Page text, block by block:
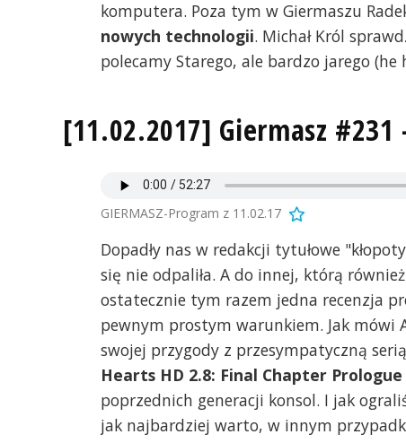
komputera. Poza tym w Giermaszu
nowych technologii. Michał Król
polecamy Starego, ale bardzo jarego (he
[11.02.2017] Giermasz #231
GIERMASZ-Program z 11.02.17
Dopadły nas w redakcji tytułowe
się nie odpaliła. A do innej, którą
ostatecznie tym razem jedna recenzja
pewnym prostym warunkiem. Jak mówi
swojej przygody z przesympatyczną
Hearts HD 2.8: Final Chapter Prologue
poprzednich generacji konsol. I jak
jak najbardziej warto, w innym